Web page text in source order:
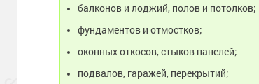
балконов и лоджий, полов и потолков;
фундаментов и отмостков;
оконных откосов, стыков панелей;
подвалов, гаражей, перекрытий;